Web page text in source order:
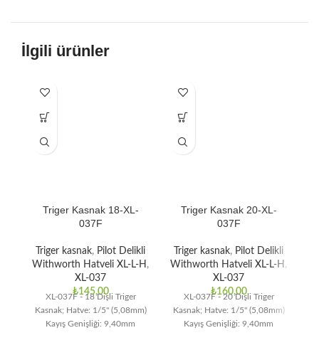
İlgili ürünler
Triger Kasnak 18-XL-
037F
Triger kasnak, Pilot Delikli
Withworth Hatveli XL-L-H ,
XL-037
₺145,00
XL-037F - 18 Dişli Triger
Kasnak; Hatve: 1/5" (5,08mm)
Kayış Genişliği: 9,40mm
Triger Kasnak 20-XL-
037F
Triger kasnak, Pilot Delikli
Withworth Hatveli XL-L-H ,
XL-037
₺160,00
XL-037F - 20 Dişli Triger
Kasnak; Hatve: 1/5" (5,08mm)
Kayış Genişliği: 9,40mm